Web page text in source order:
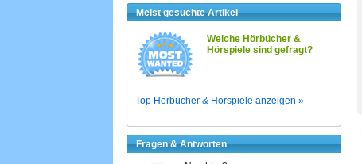
Meist gesuchte Artikel
Welche Hörbücher &
Hörspiele sind gefragt?
Top Hörbücher & Hörspiele anzeigen »
Fragen & Antworten